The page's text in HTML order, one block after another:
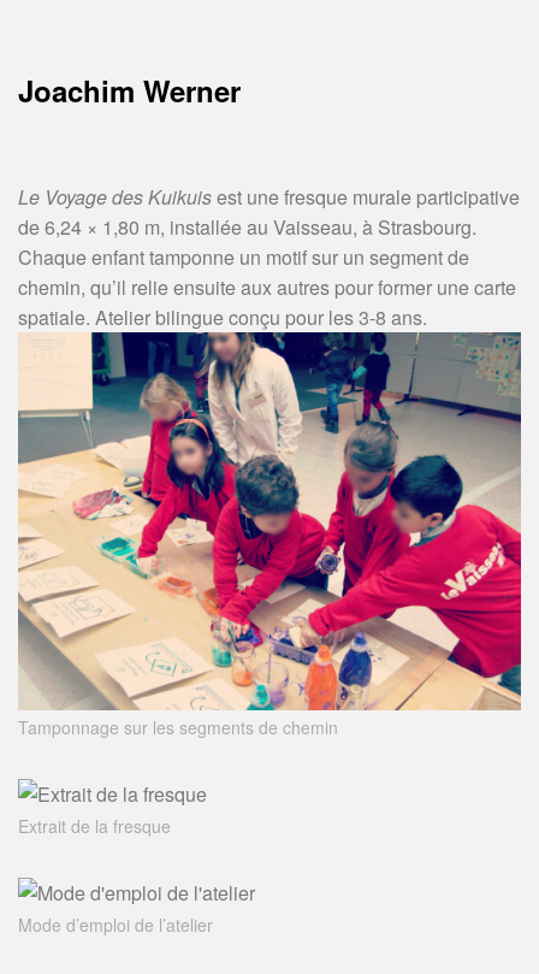
content
Joachim Werner
graphisme,
pédagogie.
Alsace
Strasbourg
/
Le Voyage des Kuikuisest une fresque murale participative
de 6,24 × 1,80 m, installée au Vaisseau, à Strasbourg.
Chaque enfant tamponne un motif sur un segment de
chemin, qu’il relie ensuite aux autres pour former une carte
spatiale. Atelier bilingue conçu pour les 3-8 ans.
Tamponnage sur les segments de chemin
Extrait de la fresque
Mode d’emploi de l’atelier